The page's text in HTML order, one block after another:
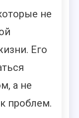
не
Его
а не
проблем.